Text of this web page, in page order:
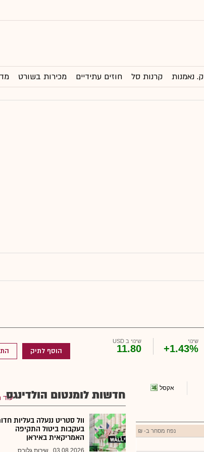
ק. נאמנות קרנות סל חוזים עתידיים מכירות בשורט
שינוי
+1.43%
שינוי ב USD
11.80 הוסף לתיק
אקסל
נפח מסחר ב- ₪
חדשות לומנטום הולדינגס
עוד
וול סטריט ננעלה בעליות
בעקבות ביטול התקיפה
האמריקאית באיראן
03.08.2026 שירות גלובס